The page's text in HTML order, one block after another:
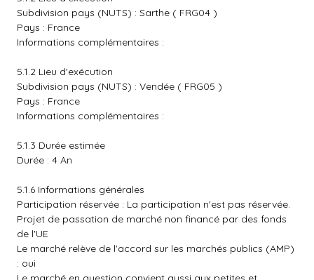
Subdivision pays (NUTS) : Sarthe ( FRG04 )
Pays : France
Informations complémentaires :
5.1.2 Lieu d'exécution
Subdivision pays (NUTS) : Vendée ( FRG05 )
Pays : France
Informations complémentaires :
5.1.3 Durée estimée
Durée : 4 An
5.1.6 Informations générales
Participation réservée : La participation n'est pas réservée.
Projet de passation de marché non financé par des fonds
de l'UE
Le marché relève de l'accord sur les marchés publics (AMP)
: oui